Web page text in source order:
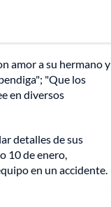
amor a su hermano y
"Que los
en diversos
detalles de sus
10 de enero,
en un accidente.